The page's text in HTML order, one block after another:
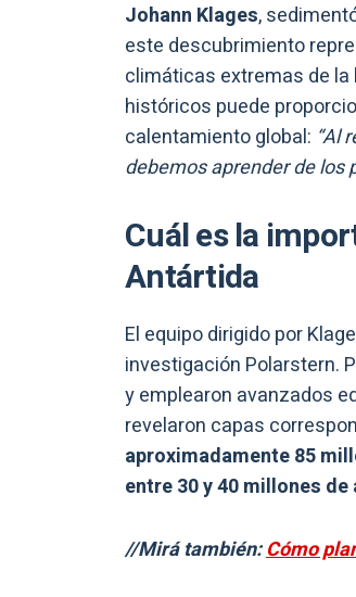
Johann Klages,
este descubrimiento
climáticas extremas de la
históricos puede
calentamiento global: “Al
debemos aprender de los
Cuál es la
Antártida
El equipo dirigido por
investigación Polarstern.
y emplearon avanzados
revelaron capas
aproximadamente 85
entre 30 y 40 millones de
//Mirá también:Cómo